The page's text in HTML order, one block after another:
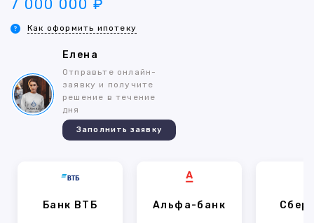
7 000 000 ₽
Как оформить ипотеку
Елена
Отправьте онлайн-
заявку и получите
решение в течение
дня
Заполнить заявку
Банк ВТБ Альфа-банк